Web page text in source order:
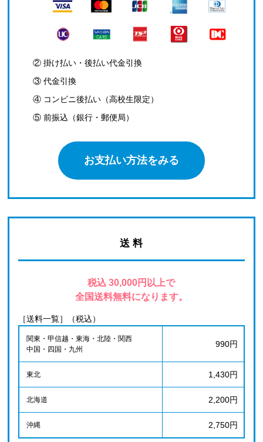
② 掛け払い・後払い代金引換
③ 代金引換
④ コンビニ後払い（高校生限定）
⑤ 前振込（銀行・郵便局）
お支払い方法をみる
送 料
税込 30,000円以上で
全国送料無料になります。
［送料一覧］（税込）
関東・甲信越・東海・北陸・関西
中国・四国・九州
990円
東北 1,430円
北海道 2,200円
沖縄 2,750円